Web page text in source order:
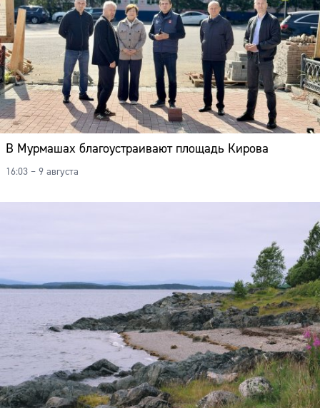
В Мурмашах благоустраивают площадь Кирова
16:03 – 9 августа